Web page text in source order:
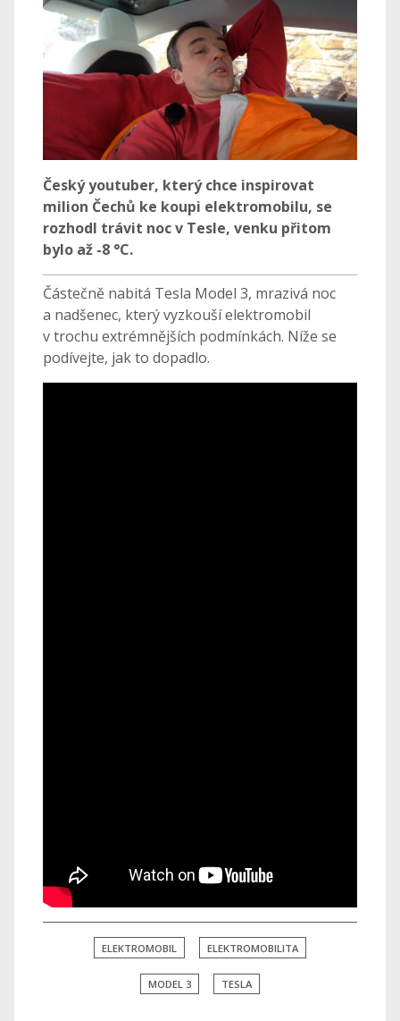
Český youtuber, který chce inspirovat
milion Čechů ke koupi elektromobilu, se
rozhodl trávit noc v Tesle, venku přitom
bylo až -8 °C.
Částečně nabitá Tesla Model 3, mrazivá noc
a nadšenec, který vyzkouší elektromobil
v trochu extrémnějších podmínkách. Níže se
podívejte, jak to dopadlo.
ELEKTROMOBIL ELEKTROMOBILITA
MODEL 3 TESLA